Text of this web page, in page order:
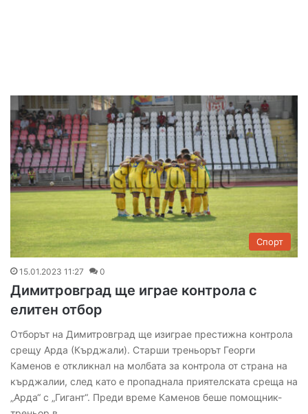
Спорт
15.01.2023 11:27 0
Димитровград ще играе контрола с
елитен отбор
Отборът на Димитровград ще изиграе престижна контрола
срещу Арда (Кърджали). Старши треньорът Георги
Каменов е откликнал на молбата за контрола от страна на
кърджалии, след като е пропаднала приятелската среща на
„Арда“ с „Гигант“. Преди време Каменов беше помощник-